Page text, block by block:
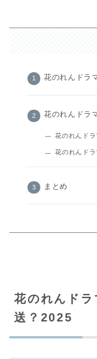
花のれんドラ
花のれんドラ
花のれんド
花のれんド
まとめ
花のれんド
送？2025